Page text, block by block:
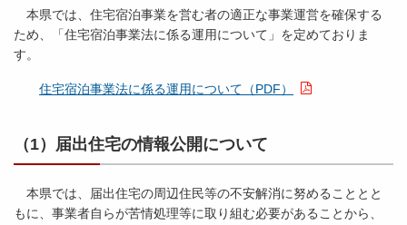
本県では、住宅宿泊事業を営む者の適正な事業運営を確保する
ため、「住宅宿泊事業法に係る運用について」を定めておりま
す。
住宅宿泊事業法に係る運用について（PDF）
（1）届出住宅の情報公開について
本県では、届出住宅の周辺住民等の不安解消に努めることとと
もに、事業者自らが苦情処理等に取り組む必要があることから、